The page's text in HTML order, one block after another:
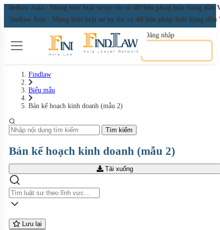
Asia - Mạng lưới luật sư uy tín và dữ liệu pháp luật hàng đầu Việt
Asia - Mạng lưới luật sư uy tín và dữ liệu pháp luật hàng đầu
Đăng nhập
Findlaw
Biểu mẫu
Bản kế hoạch kinh doanh (mẫu 2)
Tìm kiếm
Bản kế hoạch kinh doanh (mẫu 2)
Tải xuống
Lưu lại